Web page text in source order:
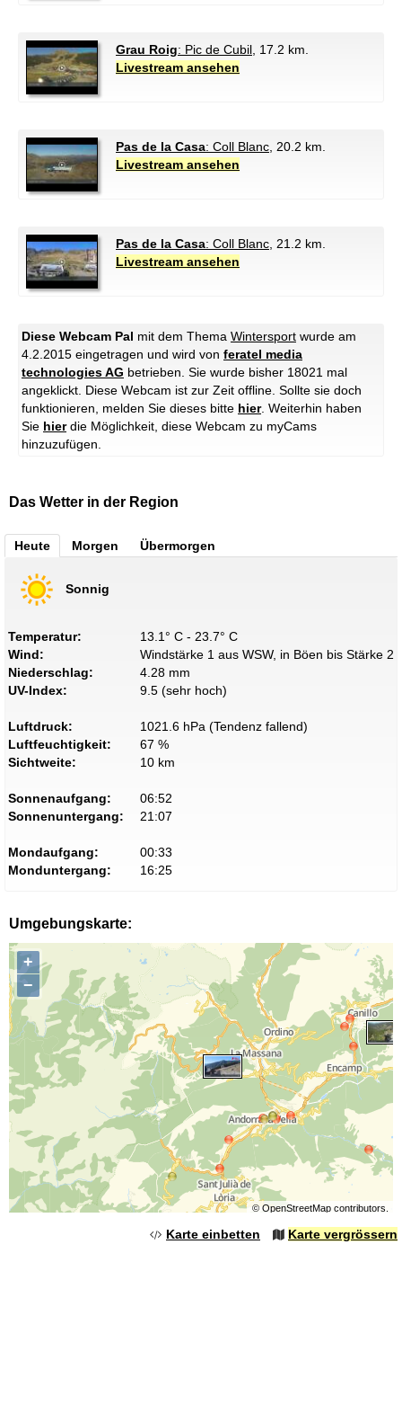
Grau Roig: Pic de Cubil , 17.2 km.
Livestream ansehen
Pas de la Casa: Coll Blanc , 20.2 km.
Livestream ansehen
Pas de la Casa: Coll Blanc , 21.2 km.
Livestream ansehen
Diese Webcam Pal mit dem Thema Wintersport wurde am
4.2.2015 eingetragen und wird von feratel media
technologies AG betrieben. Sie wurde bisher 18021 mal
angeklickt. Diese Webcam ist zur Zeit offline. Sollte sie doch
funktionieren, melden Sie dieses bitte hier. Weiterhin haben
Sie hierdie Möglichkeit, diese Webcam zu myCams
hinzuzufügen.
Das Wetter in der Region
Heute Morgen Übermorgen
Sonnig
Temperatur:
13.1° C - 23.7° C
Wind:
Windstärke 1 aus WSW, in Böen bis Stärke 2
Niederschlag:
4.28 mm
UV-Index:
9.5 (sehr hoch)
Luftdruck:
1021.6 hPa (Tendenz fallend)
Luftfeuchtigkeit:
67 %
Sichtweite:
10 km
Sonnenaufgang:
06:52
Sonnenuntergang:
21:07
Mondaufgang:
00:33
Monduntergang:
16:25
Umgebungskarte:
+
−
© OpenStreetMapcontributors.
Karte einbetten Karte vergrössern